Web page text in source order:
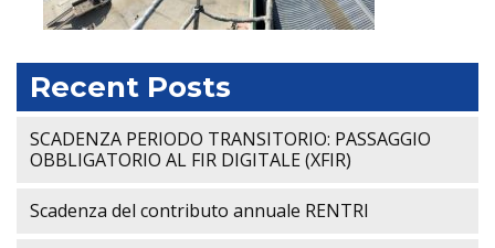
Recent Posts
SCADENZA PERIODO TRANSITORIO: PASSAGGIO
OBBLIGATORIO AL FIR DIGITALE (XFIR)
Scadenza del contributo annuale RENTRI